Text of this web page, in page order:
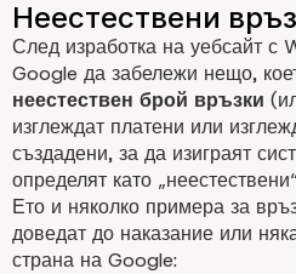
След изработка на уебсайт с
Google да забележи нещо,
неестествен брой връзки
изглеждат платени или
създадени, за да изиграят
определят като
Ето и няколко примера за
доведат до наказание или
страна на Google: